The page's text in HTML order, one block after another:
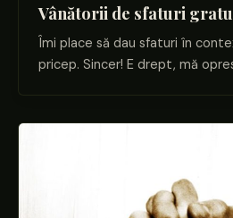
Vânătorii de sfaturi
Îmi place să dau sfaturi în
pricep. Sincer! E drept, mă